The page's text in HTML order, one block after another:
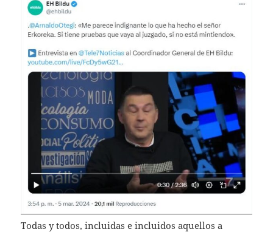
Todas y todos, incluidas e incluidos aquellos a